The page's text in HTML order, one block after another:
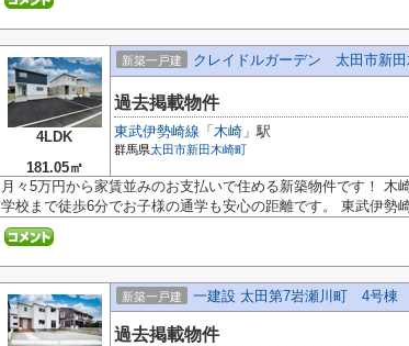
4LDK
181.05㎡
新築一戸建 クレイドルガーデン 太田市新
過去掲載物件
東武伊勢崎線 「 木崎 」駅
群馬県太田市新田木崎町
月々5万円から家賃並みのお支払いで住める新築物件です！ 木
学校まで徒歩6分でお子様の通学も安心の距離です。 東武伊勢
新築一戸建 一建設 太田第7岩瀬川町 4号棟
過去掲載物件